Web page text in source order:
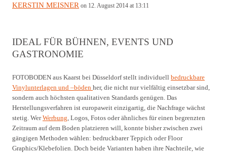
KERSTIN MEISNER on 12. August 2014 at 13:11
IDEAL FÜR BÜHNEN, EVENTS UND
GASTRONOMIE
FOTOBODEN aus Kaarst bei Düsseldorf stellt individuell bedruckbare
Vinylunterlagen und –böden her, die nicht nur vielfältig einsetzbar sind,
sondern auch höchsten qualitativen Standards genügen. Das
Herstellungsverfahren ist europaweit einzigartig, die Nachfrage wächst
stetig. WerWerbung, Logos, Fotos oder ähnliches für einen begrenzten
Zeitraum auf dem Boden platzieren will, konnte bisher zwischen zwei
gängigen Methoden wählen: bedruckbarer Teppich oder Floor
Graphics/Klebefolien. Doch beide Varianten haben ihre Nachteile, wie